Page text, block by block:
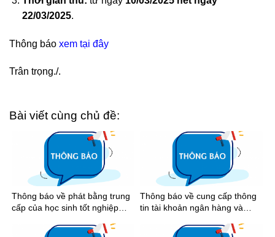
22/03/2025.
Thông báo xem tại đây
Trân trọng./.
Bài viết cùng chủ đề:
Thông báo về phát bằng trung
cấp của học sinh tốt nghiệp
Thông báo về cung cấp thông
tin tài khoản ngân hàng và
khích học tập học kỳ I năm học